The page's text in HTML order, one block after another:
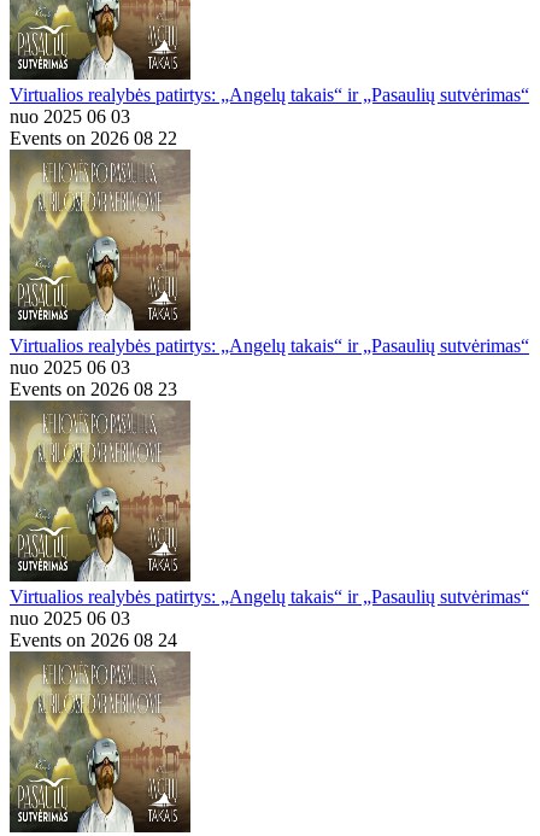
Virtualios realybės patirtys: „Angelų takais“ ir „Pasaulių sutvėrimas“
nuo 2025 06 03
Events on 2026 08 22
Virtualios realybės patirtys: „Angelų takais“ ir „Pasaulių sutvėrimas“
nuo 2025 06 03
Events on 2026 08 23
Virtualios realybės patirtys: „Angelų takais“ ir „Pasaulių sutvėrimas“
nuo 2025 06 03
Events on 2026 08 24